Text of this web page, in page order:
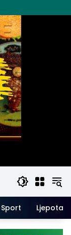
Sport Ljepota i